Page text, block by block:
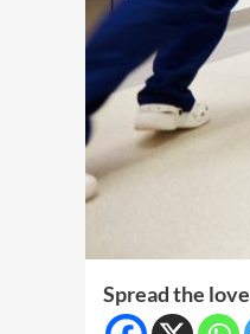
Spread the love